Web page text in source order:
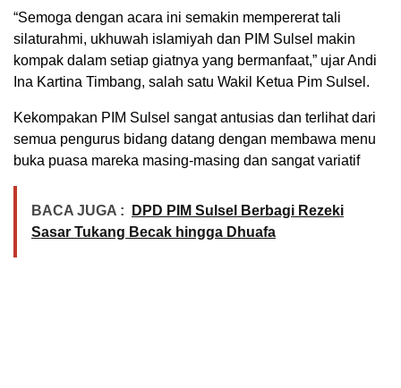
“Semoga dengan acara ini semakin mempererat tali
silaturahmi, ukhuwah islamiyah dan PIM Sulsel makin
kompak dalam setiap giatnya yang bermanfaat,” ujar Andi
Ina Kartina Timbang, salah satu Wakil Ketua Pim Sulsel.
Kekompakan PIM Sulsel sangat antusias dan terlihat dari
semua pengurus bidang datang dengan membawa menu
buka puasa mareka masing-masing dan sangat variatif
BACA JUGA :
DPD PIM Sulsel Berbagi Rezeki
Sasar Tukang Becak hingga Dhuafa